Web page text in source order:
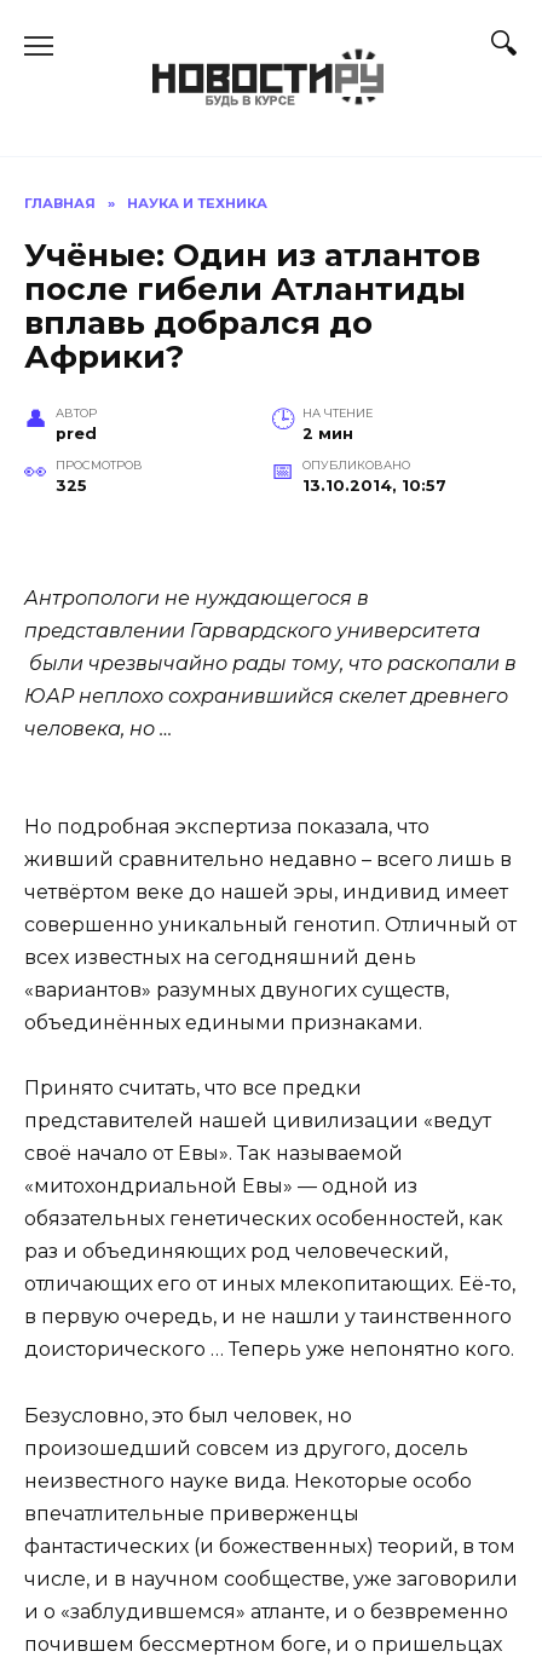
ГЛАВНАЯ » НАУКА И ТЕХНИКА
Учёные: Один из атлантов
после гибели Атлантиды
вплавь добрался до
Африки?
АВТОР
pred
НА ЧТЕНИЕ
2 мин
ПРОСМОТРОВ
325
ОПУБЛИКОВАНО
13.10.2014, 10:57
Антропологи не нуждающегося в
представлении Гарвардского университета
были чрезвычайно рады тому, что раскопали в
ЮАР неплохо сохранившийся скелет древнего
человека, но …
Но подробная экспертиза показала, что
живший сравнительно недавно – всего лишь в
четвёртом веке до нашей эры, индивид имеет
совершенно уникальный генотип. Отличный от
всех известных на сегодняшний день
«вариантов» разумных двуногих существ,
объединённых едиными признаками.
Принято считать, что все предки
представителей нашей цивилизации «ведут
своё начало от Евы». Так называемой
«митохондриальной Евы» — одной из
обязательных генетических особенностей, как
раз и объединяющих род человеческий,
отличающих его от иных млекопитающих. Её-то,
в первую очередь, и не нашли у таинственного
доисторического … Теперь уже непонятно кого.
Безусловно, это был человек, но
произошедший совсем из другого, досель
неизвестного науке вида. Некоторые особо
впечатлительные приверженцы
фантастических (и божественных) теорий, в том
числе, и в научном сообществе, уже заговорили
и о «заблудившемся» атланте, и о безвременно
почившем бессмертном боге, и о пришельцах